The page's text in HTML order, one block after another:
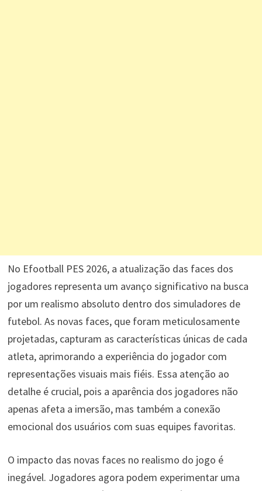
No Efootball PES 2026, a atualização das faces dos
jogadores representa um avanço significativo na busca
por um realismo absoluto dentro dos simuladores de
futebol. As novas faces, que foram meticulosamente
projetadas, capturam as características únicas de cada
atleta, aprimorando a experiência do jogador com
representações visuais mais fiéis. Essa atenção ao
detalhe é crucial, pois a aparência dos jogadores não
apenas afeta a imersão, mas também a conexão
emocional dos usuários com suas equipes favoritas.
O impacto das novas faces no realismo do jogo é
inegável. Jogadores agora podem experimentar uma